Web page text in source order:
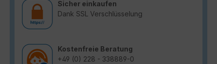
Sicher einkaufen
Dank SSL Verschlüsselung
Kostenfreie Beratung
+49 (0) 228 - 338889-0